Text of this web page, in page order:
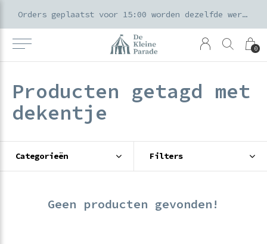
0
Orders geplaatst voor 15:00 worden dezelfde werkdag verzonden
Producten getagd met
dekentje
Categorieën Filters
Geen producten gevonden!